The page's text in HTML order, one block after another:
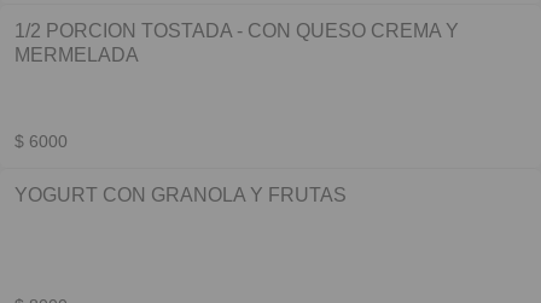
1/2 PORCION TOSTADA - CON QUESO CREMA Y
MERMELADA
$ 6000
YOGURT CON GRANOLA Y FRUTAS